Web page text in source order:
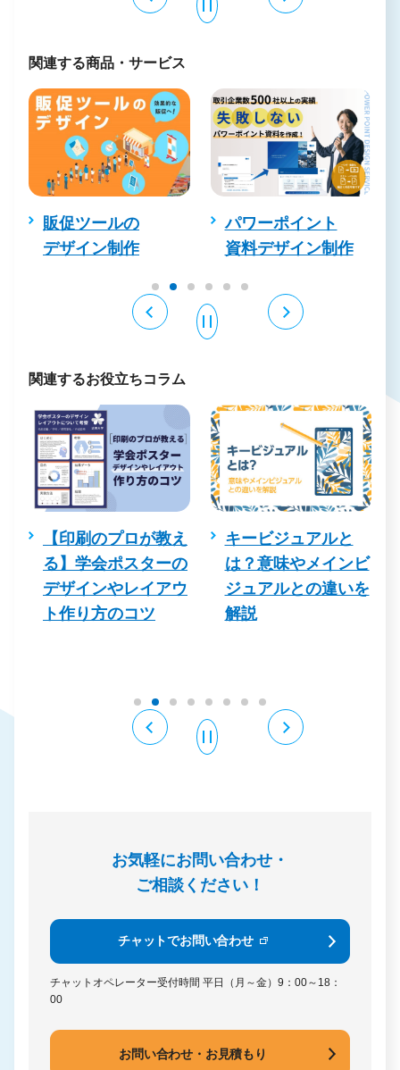
関連する商品・サービス
販促ツールの
デザイン制作
パワーポイント
資料デザイン制作
関連するお役立ちコラム
【印刷のプロが教え
る】学会ポスターの
デザインやレイアウ
ト作り方のコツ
キービジュアルと
は？意味やメインビ
ジュアルとの違いを
解説
お気軽にお問い合わせ・
ご相談ください！
チャットでお問い合わせ
チャットオペレーター受付時間 平日（月～金）9：00～18：
00
お問い合わせ・お見積もり